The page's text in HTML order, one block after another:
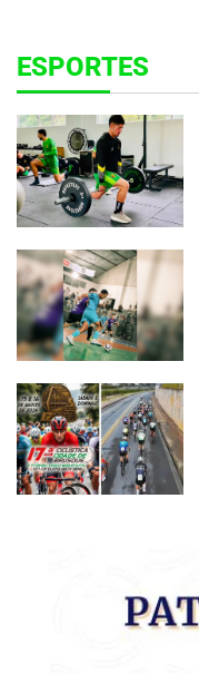
ESPORTES